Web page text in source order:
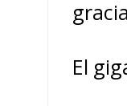
El